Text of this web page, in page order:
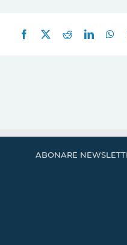
Facebook RedditLinkedIn
ABONARE